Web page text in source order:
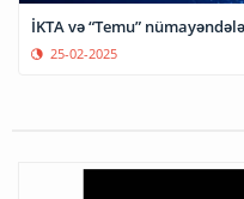
İKTA və “Temu”
25-02-2025